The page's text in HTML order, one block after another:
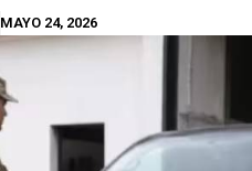
MAYO 24, 2026